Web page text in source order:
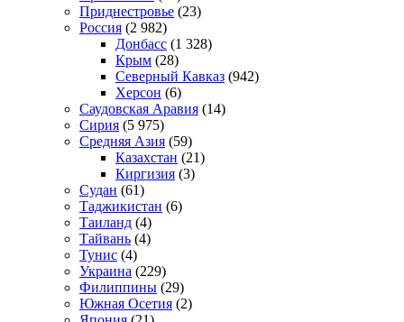
Приднестровье (23)
Россия (2 982)
Донбасс (1 328)
Крым (28)
Северный Кавказ (942)
Херсон (6)
Саудовская Аравия (14)
Сирия (5 975)
Средняя Азия (59)
Казахстан (21)
Киргизия (3)
Судан (61)
Таджикистан (6)
Таиланд (4)
Тайвань (4)
Тунис (4)
Украина (229)
Филиппины (29)
Южная Осетия (2)